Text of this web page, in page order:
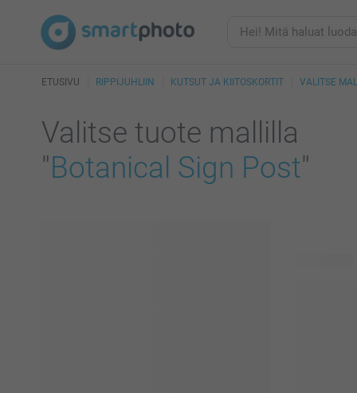
ETUSIVU RIPPIJUHLIIN KUTSUT JA KIITOSKORTIT VALITSE
Valitse tuote mallilla
"Botanical Sign Post"